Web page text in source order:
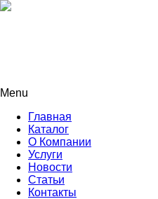
Menu
Главная
Каталог
О Компании
Услуги
Новости
Статьи
Контакты